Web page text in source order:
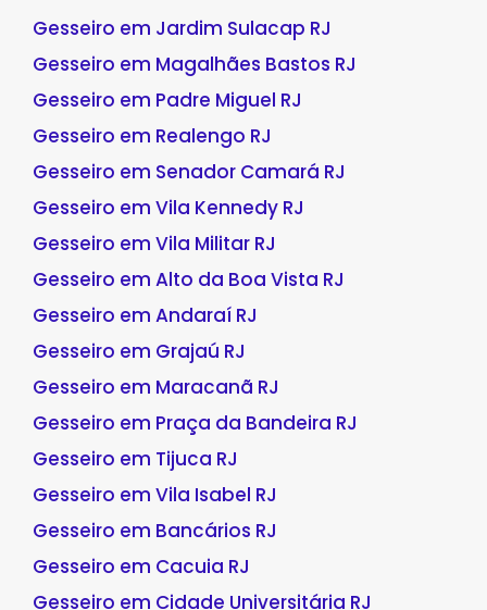
Gesseiro em Jardim Sulacap RJ
Gesseiro em Magalhães Bastos RJ
Gesseiro em Padre Miguel RJ
Gesseiro em Realengo RJ
Gesseiro em Senador Camará RJ
Gesseiro em Vila Kennedy RJ
Gesseiro em Vila Militar RJ
Gesseiro em Alto da Boa Vista RJ
Gesseiro em Andaraí RJ
Gesseiro em Grajaú RJ
Gesseiro em Maracanã RJ
Gesseiro em Praça da Bandeira RJ
Gesseiro em Tijuca RJ
Gesseiro em Vila Isabel RJ
Gesseiro em Bancários RJ
Gesseiro em Cacuia RJ
Gesseiro em Cidade Universitária RJ